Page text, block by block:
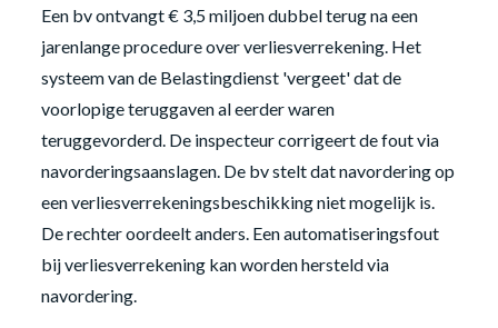
Een bv ontvangt € 3,5 miljoen dubbel terug na een
jarenlange procedure over verliesverrekening. Het
systeem van de Belastingdienst 'vergeet' dat de
voorlopige teruggaven al eerder waren
teruggevorderd. De inspecteur corrigeert de fout via
navorderingsaanslagen. De bv stelt dat navordering op
een verliesverrekeningsbeschikking niet mogelijk is.
De rechter oordeelt anders. Een automatiseringsfout
bij verliesverrekening kan worden hersteld via
navordering.